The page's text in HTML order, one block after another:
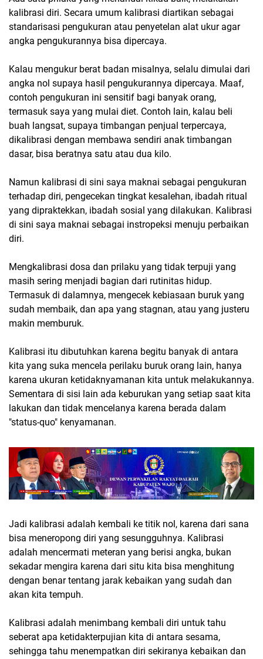
kalibrasi diri. Secara umum kalibrasi diartikan sebagai
standarisasi pengukuran atau penyetelan alat ukur agar
angka pengukurannya bisa dipercaya.
Kalau mengukur berat badan misalnya, selalu dimulai dari
angka nol supaya hasil pengukurannya dipercaya. Maaf,
contoh pengukuran ini sensitif bagi banyak orang,
termasuk saya yang mulai diet. Contoh lain, kalau beli
buah langsat, supaya timbangan penjual terpercaya,
dikalibrasi dengan membawa sendiri anak timbangan
dasar, bisa beratnya satu atau dua kilo.
Namun kalibrasi di sini saya maknai sebagai pengukuran
terhadap diri, pengecekan tingkat kesalehan, ibadah ritual
yang dipraktekkan, ibadah sosial yang dilakukan. Kalibrasi
di sini saya maknai sebagai instropeksi menuju perbaikan
diri.
Mengkalibrasi dosa dan prilaku yang tidak terpuji yang
masih sering menjadi bagian dari rutinitas hidup.
Termasuk di dalamnya, mengecek kebiasaan buruk yang
sudah membaik, dan apa yang stagnan, atau yang justeru
makin memburuk.
Kalibrasi itu dibutuhkan karena begitu banyak di antara
kita yang suka mencela perilaku buruk orang lain, hanya
karena ukuran ketidaknyamanan kita untuk melakukannya.
Sementara di sisi lain ada keburukan yang setiap saat kita
lakukan dan tidak mencelanya karena berada dalam
"status-quo" kenyamanan.
Jadi kalibrasi adalah kembali ke titik nol, karena dari sana
bisa meneropong diri yang sesungguhnya. Kalibrasi
adalah mencermati meteran yang berisi angka, bukan
sekadar mengira karena dari situ kita bisa menghitung
dengan benar tentang jarak kebaikan yang sudah dan
akan kita tempuh.
Kalibrasi adalah menimbang kembali diri untuk tahu
seberat apa ketidakterpujian kita di antara sesama,
sehingga tahu menempatkan diri sekiranya kebaikan dan